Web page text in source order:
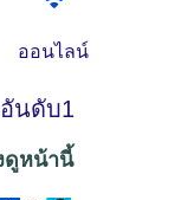
ออนไลน์
นดับ1
ดูหน้านี้